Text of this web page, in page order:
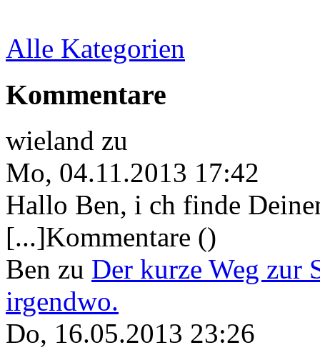
Alle Kategorien
Kommentare
wieland zu
Mo, 04.11.2013 17:42
Hallo Ben, i ch finde
[...]Kommentare ()
Ben zu Der kurze Weg zur
irgendwo.
Do, 16.05.2013 23:26